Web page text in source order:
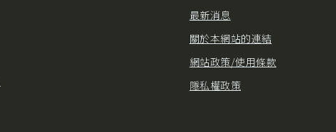
最新消息
關於本網站的連結
網站政策/使用條款
隱私權政策